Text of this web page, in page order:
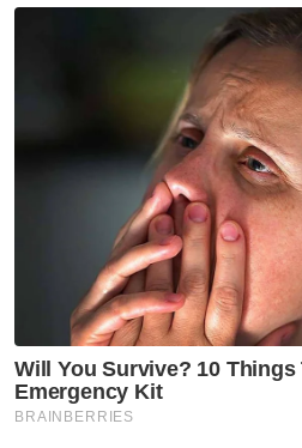
Menteri Ekonomi serta
dan Kelestarian Alam.